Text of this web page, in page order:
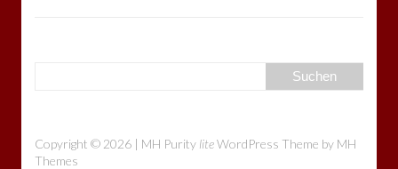
Copyright © 2026 | MH Purity liteWordPress Theme by MH
Themes